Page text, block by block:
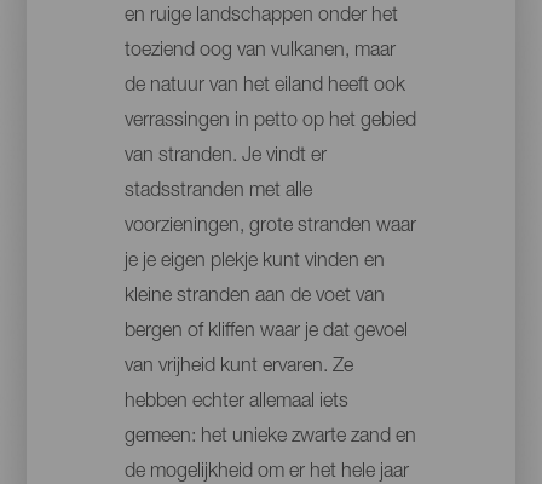
en ruige landschappen onder het
toeziend oog van vulkanen, maar
de natuur van het eiland heeft ook
verrassingen in petto op het gebied
van stranden. Je vindt er
stadsstranden met alle
voorzieningen, grote stranden waar
je je eigen plekje kunt vinden en
kleine stranden aan de voet van
bergen of kliffen waar je dat gevoel
van vrijheid kunt ervaren. Ze
hebben echter allemaal iets
gemeen: het unieke zwarte zand en
de mogelijkheid om er het hele jaar